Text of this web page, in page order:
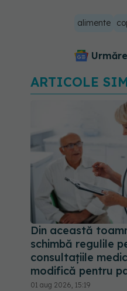
alimente
ARTICOLE
Din această
schimbă regulile
consultațiile
modifică pentru
01 aug 2026, 15:19